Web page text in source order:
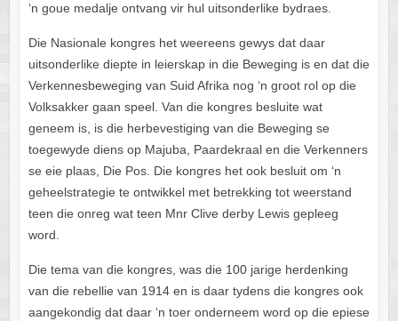
‘n goue medalje ontvang vir hul uitsonderlike bydraes.
Die Nasionale kongres het weereens gewys dat daar
uitsonderlike diepte in leierskap in die Beweging is en dat die
Verkennesbeweging van Suid Afrika nog ‘n groot rol op die
Volksakker gaan speel. Van die kongres besluite wat
geneem is, is die herbevestiging van die Beweging se
toegewyde diens op Majuba, Paardekraal en die Verkenners
se eie plaas, Die Pos. Die kongres het ook besluit om ‘n
geheelstrategie te ontwikkel met betrekking tot weerstand
teen die onreg wat teen Mnr Clive derby Lewis gepleeg
word.
Die tema van die kongres, was die 100 jarige herdenking
van die rebellie van 1914 en is daar tydens die kongres ook
aangekondig dat daar ‘n toer onderneem word op die epiese